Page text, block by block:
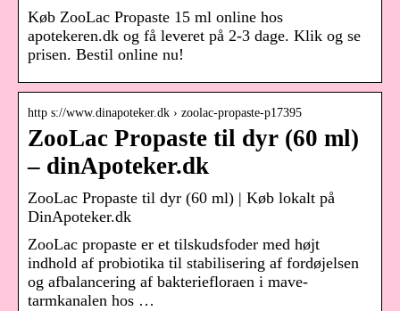
Køb ZooLac Propaste 15 ml online hos
apotekeren.dk og få leveret på 2-3 dage. Klik og se
prisen. Bestil online nu!
http s://www.dinapoteker.dk › zoolac-propaste-p17395
ZooLac Propaste til dyr (60 ml)
– dinApoteker.dk
ZooLac Propaste til dyr (60 ml) | Køb lokalt på
DinApoteker.dk
ZooLac propaste er et tilskudsfoder med højt
indhold af probiotika til stabilisering af fordøjelsen
og afbalancering af bakteriefloraen i mave-
tarmkanalen hos …